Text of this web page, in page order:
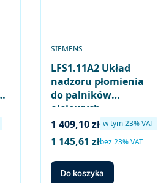
LFS1.11A2 Układ
nadzoru płomienia
do palników
olejowych,
współpraca z
fotoelektrycznym
czujnikiem RAR..,
wyjście 0..10V
(odpowiednik LAE10)
PRODUCENT
SIEMENS
Cena brutto
1 409,10 zł w tym %s VAT
w tym23%VAT
Cena netto
1 145,61 złbez 23% VAT
Do koszyka